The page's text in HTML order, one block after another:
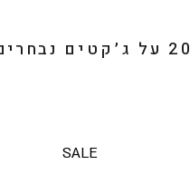
על ג׳קטים
SALE